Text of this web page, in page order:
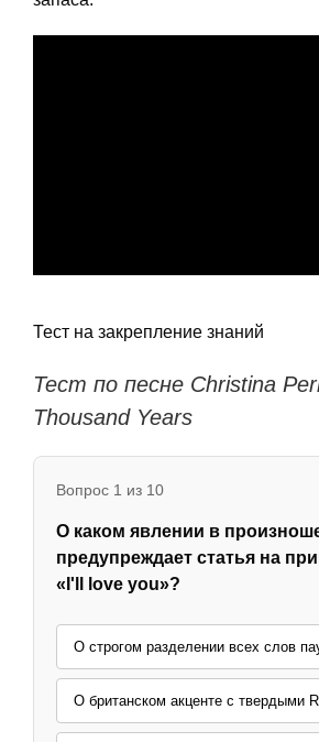
Тест на закрепление знаний
Тест по песне Christina
Thousand Years
Вопрос 1 из 10
О каком явлении в
предупреждает статья на
«I'll love you»?
О строгом разделении всех слов
О британском акценте с твердыми R